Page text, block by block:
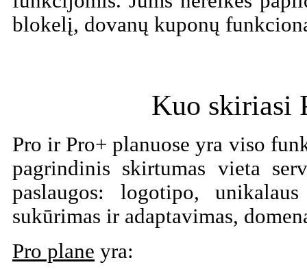
blokelį, dovanų kuponų
Kuo skiriasi
Pro ir Pro+ planuose yra viso
pagrindinis skirtumas vieta
paslaugos: logotipo,
sukūrimas ir adaptavimas,
Pro plane yra: